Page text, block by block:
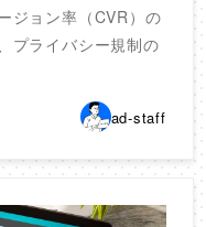
ジョン率（CVR）の
プライバシー規制の
ad-staff